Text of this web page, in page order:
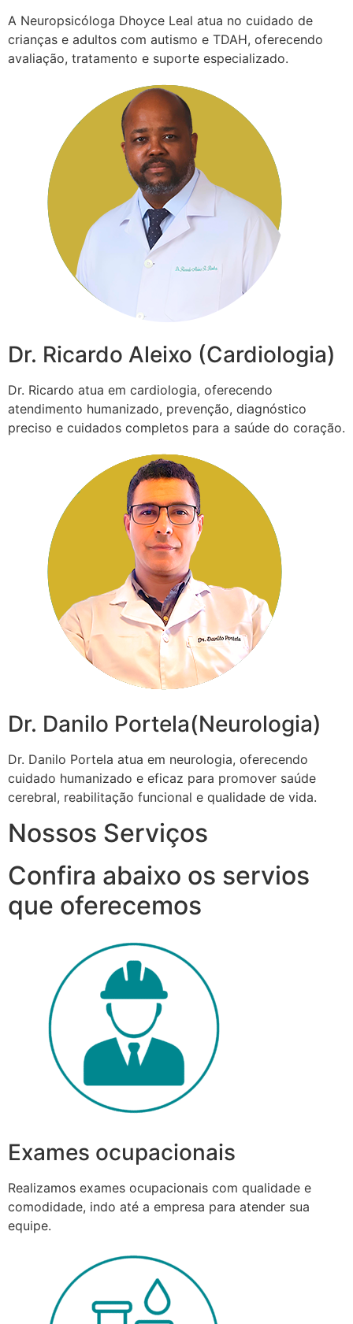
A Neuropsicóloga Dhoyce Leal atua no cuidado de
crianças e adultos com autismo e TDAH, oferecendo
avaliação, tratamento e suporte especializado.
Dr. Ricardo Aleixo (Cardiologia)
Dr. Ricardo atua em cardiologia, oferecendo
atendimento humanizado, prevenção, diagnóstico
preciso e cuidados completos para a saúde do coração.
Dr. Danilo Portela(Neurologia)
Dr. Danilo Portela atua em neurologia, oferecendo
cuidado humanizado e eficaz para promover saúde
cerebral, reabilitação funcional e qualidade de vida.
Nossos Serviços
Confira abaixo os servios
que oferecemos
Exames ocupacionais
Realizamos exames ocupacionais com qualidade e
comodidade, indo até a empresa para atender sua
equipe.